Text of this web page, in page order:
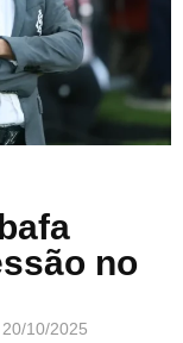
no
20/10/2025